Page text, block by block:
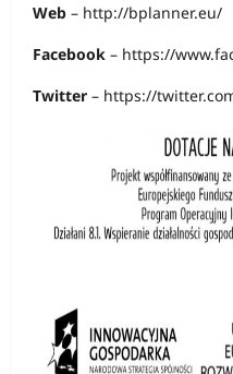
Web – http://bplanner.eu/
Facebook – https://
Twitter – https://